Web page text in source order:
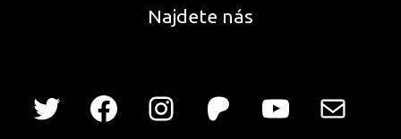
Najdete nás